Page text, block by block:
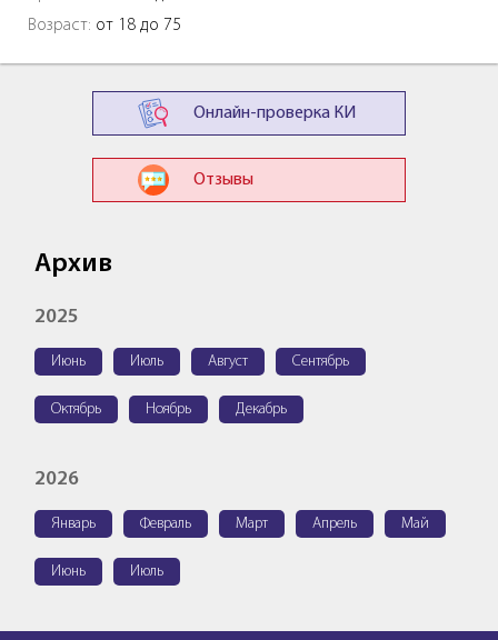
Возраст: от 18 до 75
Онлайн-проверка КИ
Отзывы
Архив
2025
Июнь Июль Август Сентябрь
Октябрь Ноябрь Декабрь
2026
Январь Февраль Март Апрель Май
Июнь Июль